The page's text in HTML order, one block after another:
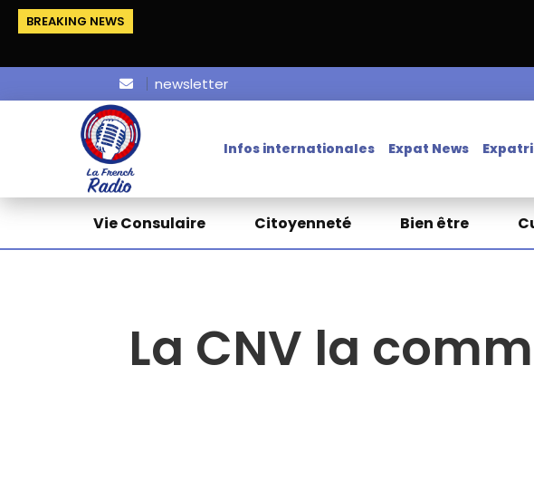
BREAKING NEWS
La
newsletter
Infos internationales Expat News
Vie Consulaire Citoyenneté Bien être
La CNV la